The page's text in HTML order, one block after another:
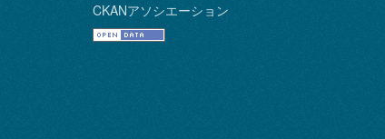
CKANアソシエーション